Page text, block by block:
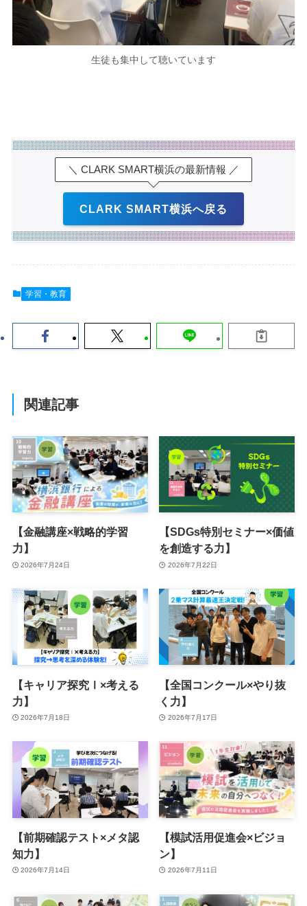
生徒も集中して聴いています
＼ CLARK SMART横浜の最新情報 ／
CLARK SMART横浜へ戻る
学習・教育
関連記事
【金融講座×戦略的学習
力】
2026年7月24日
【SDGs特別セミナー×価値
を創造する力】
2026年7月22日
【キャリア探究Ⅰ×考える
力】
2026年7月18日
【全国コンクール×やり抜
く力】
2026年7月17日
【前期確認テスト×メタ認
知力】
2026年7月14日
【模試活用促進会×ビジョ
ン】
2026年7月11日